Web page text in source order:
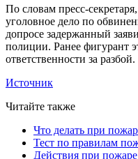
По словам пресс-
уголовное дело по
допросе задержанный
полиции. Ранее фигурант
ответственности за разбой.
Источник
Читайте также
Что делать при
Тест по правилам
Действия при